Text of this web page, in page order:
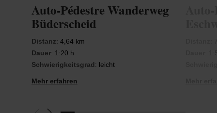
Auto-Pédestre Wanderweg
Büderscheid
Distanz: 4,64 km
Dauer: 1:20 h
Schwierigkeitsgrad: leicht
Mehr erfahren